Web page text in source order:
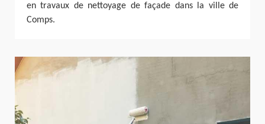
en travaux de nettoyage de façade dans la ville de
Comps.